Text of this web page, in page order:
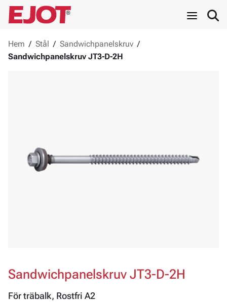
Hem / Stål / Sandwichpanelskruv /
Sandwichpanelskruv JT3-D-2H
Sandwichpanelskruv JT3-D-2H
För träbalk, Rostfri A2